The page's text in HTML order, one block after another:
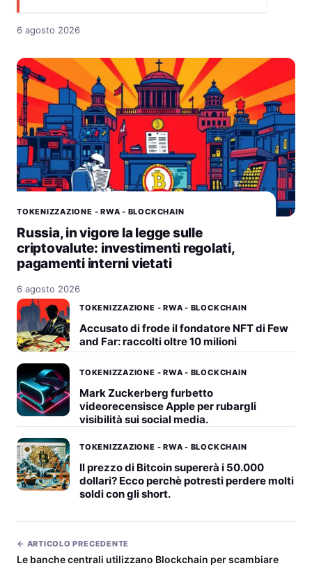
6 agosto 2026
TOKENIZZAZIONE - RWA - BLOCKCHAIN
Russia, in vigore la legge sulle
criptovalute: investimenti regolati,
pagamenti interni vietati
6 agosto 2026
TOKENIZZAZIONE - RWA - BLOCKCHAIN
Accusato di frode il fondatore NFT di Few
and Far: raccolti oltre 10 milioni
TOKENIZZAZIONE - RWA - BLOCKCHAIN
Mark Zuckerberg furbetto
videorecensisce Apple per rubargli
visibilità sui social media.
TOKENIZZAZIONE - RWA - BLOCKCHAIN
Il prezzo di Bitcoin supererà i 50.000
dollari? Ecco perchè potresti perdere molti
soldi con gli short.
← ARTICOLO PRECEDENTE
Le banche centrali utilizzano Blockchain per scambiare